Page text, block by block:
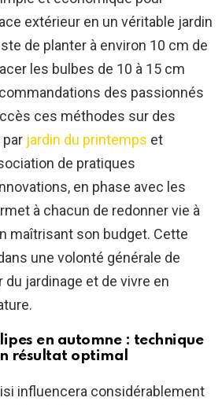
extérieur en un véritable jardin
de planter à environ 10 cm de
les bulbes de 10 à 15 cm
des passionnés
ces méthodes sur des
jardin du printemps et
de pratiques
en phase avec les
à chacun de redonner vie à
maîtrisant son budget. Cette
une volonté générale de
jardinage et de vivre en
en automne : technique
résultat optimal
influencera considérablement